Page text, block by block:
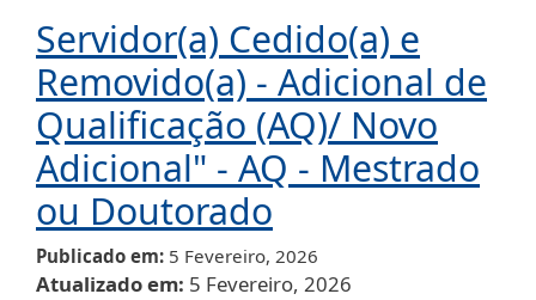
Servidor(a) Cedido(a) e
Removido(a) - Adicional de
Qualificação (AQ)/ Novo
Adicional" - AQ - Mestrado
ou Doutorado
Publicado em 5 Fevereiro, 2026
Atualizado em 5 Fevereiro, 2026